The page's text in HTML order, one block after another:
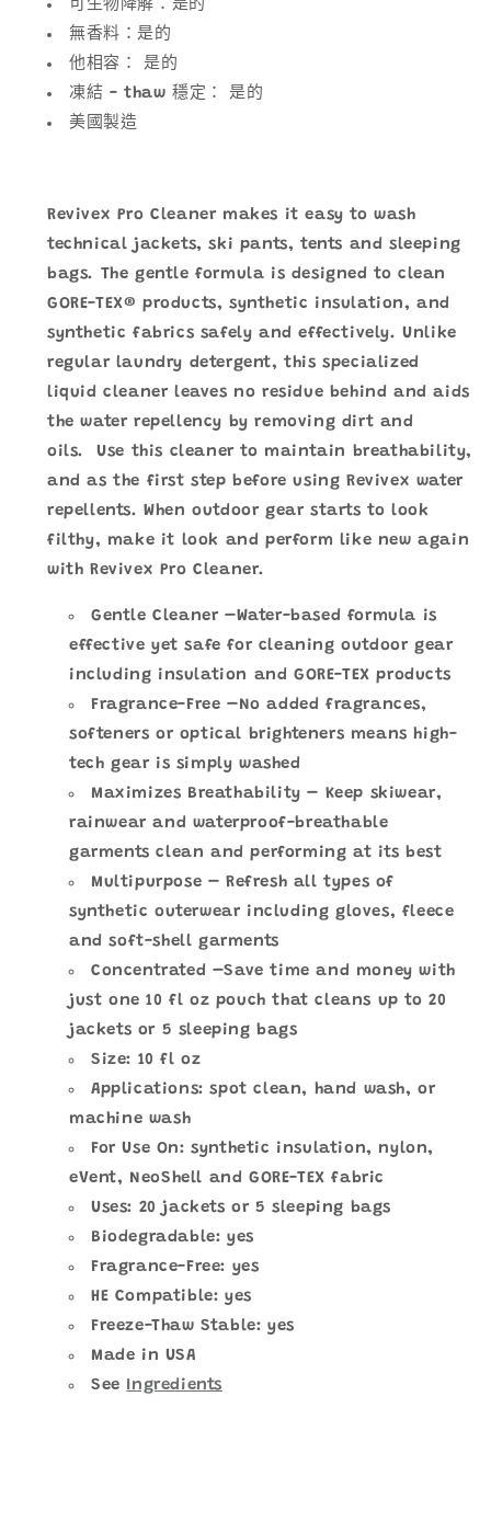
可生物降解：是的
無香料：是的
他相容： 是的
凍結 - thaw 穩定： 是的
美國製造
Revivex Pro Cleaner makes it easy to wash
technical jackets, ski pants, tents and sleeping
bags. The gentle formula is designed to clean
GORE-TEX® products, synthetic insulation, and
synthetic fabrics safely and effectively. Unlike
regular laundry detergent, this specialized
liquid cleaner leaves no residue behind and aids
the water repellency by removing dirt and
oils. Use this cleaner to maintain breathability,
and as the first step before using Revivex water
repellents. When outdoor gear starts to look
filthy, make it look and perform like new again
with Revivex Pro Cleaner.
Gentle Cleaner –Water-based formula is
effective yet safe for cleaning outdoor gear
including insulation and GORE-TEX products
Fragrance-Free –No added fragrances,
softeners or optical brighteners means high-
tech gear is simply washed
Maximizes Breathability – Keep skiwear,
rainwear and waterproof-breathable
garments clean and performing at its best
Multipurpose – Refresh all types of
synthetic outerwear including gloves, fleece
and soft-shell garments
Concentrated –Save time and money with
just one 10 fl oz pouch that cleans up to 20
jackets or 5 sleeping bags
Size: 10 fl oz
Applications: spot clean, hand wash, or
machine wash
For Use On: synthetic insulation, nylon,
eVent, NeoShell and GORE-TEX fabric
Uses: 20 jackets or 5 sleeping bags
Biodegradable: yes
Fragrance-Free: yes
HE Compatible: yes
Freeze-Thaw Stable: yes
Made in USA
See Ingredients